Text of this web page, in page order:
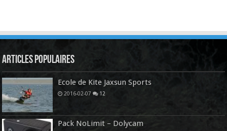
Articles Populaires
Ecole de Kite Jaxsun Sports
2016-02-07 12
Pack NoLimit – Dolycam